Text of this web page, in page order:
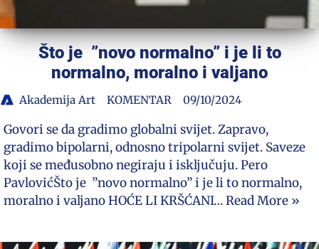
Što je ”novo normalno” i je li to
normalno, moralno i valjano
Akademija Art KOMENTAR 09/10/2024
Govori se da gradimo globalni svijet. Zapravo,
gradimo bipolarni, odnosno tripolarni svijet. Saveze
koji se međusobno negiraju i isključuju. Pero
PavlovićŠto je ”novo normalno” i je li to normalno,
moralno i valjano HOĆE LI KRŠĆANI…Read More »